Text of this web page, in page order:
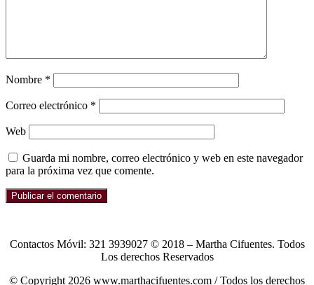
Nombre *
Correo electrónico *
Web
Guarda mi nombre, correo electrónico y web en este navegador
para la próxima vez que comente.
Contactos Móvil: 321 3939027 © 2018 – Martha Cifuentes. Todos
Los derechos Reservados
© Copyright 2026 www.marthacifuentes.com / Todos los derechos